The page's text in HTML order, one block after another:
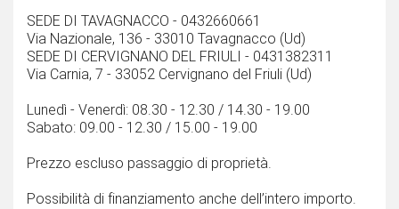
SEDE DI TAVAGNACCO - 0432660661
Via Nazionale, 136 - 33010 Tavagnacco (Ud)
SEDE DI CERVIGNANO DEL FRIULI - 0431382311
Via Carnia, 7 - 33052 Cervignano del Friuli (Ud)
Lunedì - Venerdì: 08.30 - 12.30 / 14.30 - 19.00
Sabato: 09.00 - 12.30 / 15.00 - 19.00
Prezzo escluso passaggio di proprietà.
Possibilità di finanziamento anche dell’intero importo.